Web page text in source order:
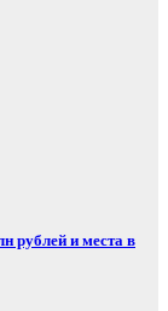
рублей и места в